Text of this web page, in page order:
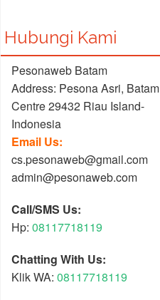
Hubungi Kami
Pesonaweb Batam
Address: Pesona Asri, Batam
Centre 29432 Riau Island-
Indonesia
Email Us:
cs.pesonaweb@gmail.com
admin@pesonaweb.com
Call/SMS Us:
Hp: 08117718119
Chatting With Us:
Klik WA: 08117718119